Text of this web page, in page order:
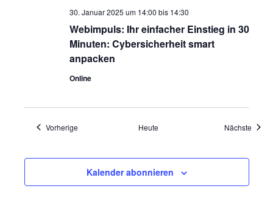
Webimpuls: Ihr einfacher Einstieg in 30
Minuten: Cybersicherheit smart
anpacken
30. Januar 2025 um 14:00 bis 14:30
Online
VorherigeVeranstaltungen Heute Nächste
Kalender abonnieren